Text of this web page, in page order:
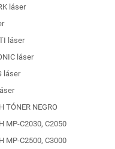
láser
láser
láser
láser
TÓNER NEGRO
MP-C2030, C2050
MP-C2500, C3000